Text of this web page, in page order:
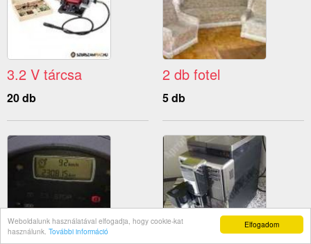
Elfogadom
Weboldalunk használatával elfogadja, hogy cookie-kat
használunk. További információ
3.2 V tárcsa
20 db
2 db fotel
5 db